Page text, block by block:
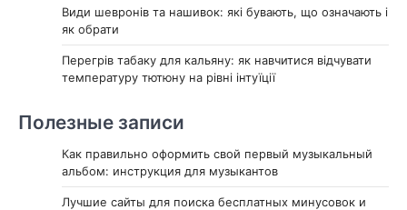
Види шевронів та нашивок: які бувають, що означають і
як обрати
Перегрів табаку для кальяну: як навчитися відчувати
температуру тютюну на рівні інтуїції
Полезные записи
Как правильно оформить свой первый музыкальный
альбом: инструкция для музыкантов
Лучшие сайты для поиска бесплатных минусовок и